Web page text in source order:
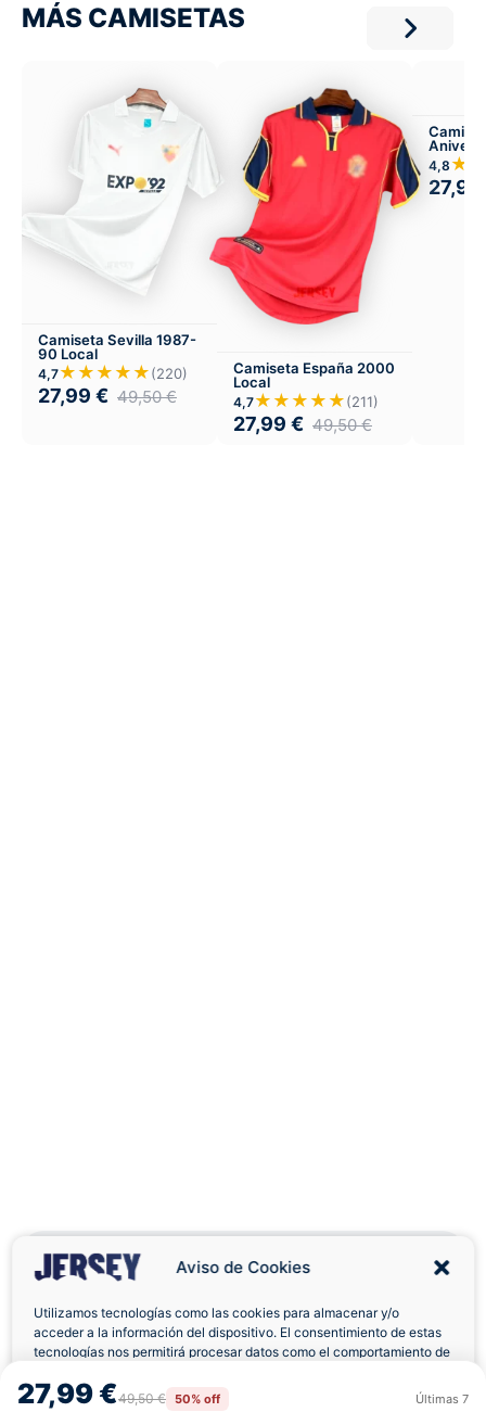
Aviso de Cookies
Utilizamos tecnologías como las cookies para almacenar y/o
acceder a la información del dispositivo. El consentimiento de estas
tecnologías nos permitirá procesar datos como el comportamiento de
retirar el consentimiento, puede afectar negativamente a ciertas
características y funciones.
Rechazar
27,99 €49,50 € 50% off Últimas 7
MÁS CAMISETAS
Camiseta Sevilla 1987-
90 Local
4,7★★★★★(220)
27,99 € 49,50€
Camiseta España 2000
Local
4,7★★★★★(211)
27,99 € 49,50€
Madrid
4,8
27,99
Envíos a Domicilio Devolución 7 Días